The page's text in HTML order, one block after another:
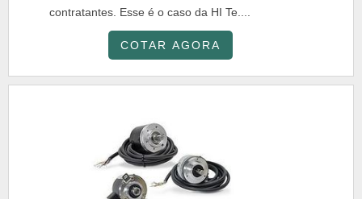
contratantes. Esse é o caso da HI Te....
COTAR AGORA